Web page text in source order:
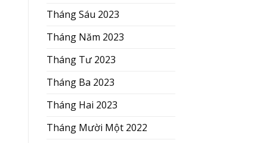
Tháng Sáu 2023
Tháng Năm 2023
Tháng Tư 2023
Tháng Ba 2023
Tháng Hai 2023
Tháng Mười Một 2022